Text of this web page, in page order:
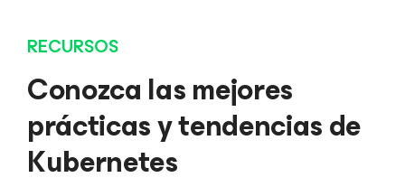
RECURSOS
Conozca las mejores
prácticas y tendencias de
Kubernetes